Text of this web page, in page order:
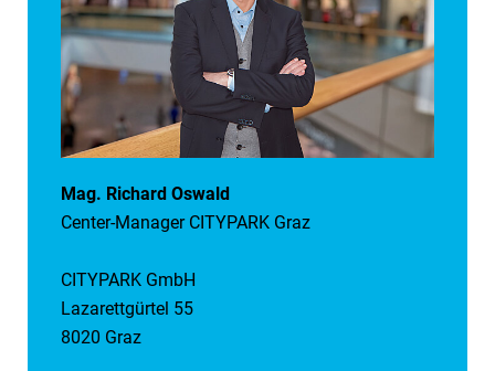
Mag. Richard Oswald
Center-Manager CITYPARK Graz
CITYPARK GmbH
Lazarettgürtel 55
8020 Graz